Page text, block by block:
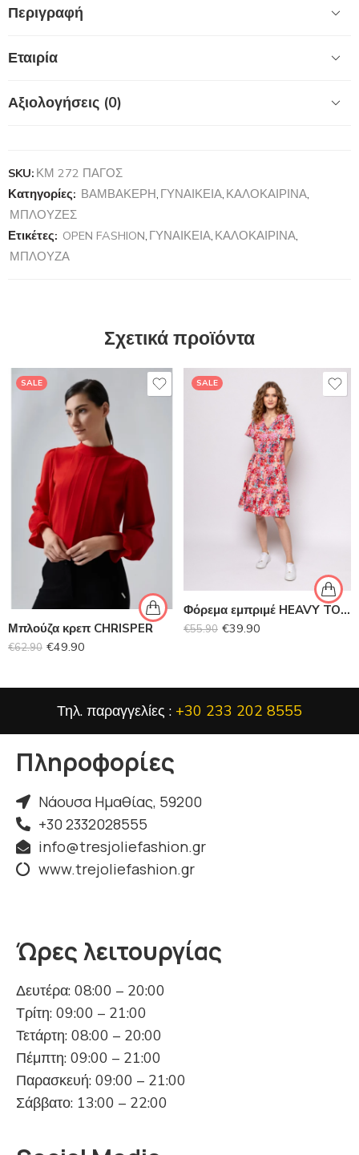
Περιγραφή
Εταιρία
Αξιολογήσεις (0)
SKU: ΚΜ 272 ΠΑΓΟΣ
Κατηγορίες: ΒΑΜΒΑΚΕΡΗ, ΓΥΝΑΙΚΕΙΑ, ΚΑΛΟΚΑΙΡΙΝΑ,
ΜΠΛΟΥΖΕΣ
Ετικέτες: OPEN FASHION, ΓΥΝΑΙΚΕΙΑ, ΚΑΛΟΚΑΙΡΙΝΑ,
ΜΠΛΟΥΖΑ
Σχετικά προϊόντα
SALE
Μπλούζα κρεπ CHRISPER
€62.90 €49.90
SALE
Φόρεμα εμπριμέ HEAVY TOOLS
€55.90 €39.90
Τηλ. παραγγελίες : +30 233 202 8555
Πληροφορίες
Νάουσα Ημαθίας, 59200
+30 2332028555
info@tresjoliefashion.gr
www.trejoliefashion.gr
Ώρες λειτουργίας
Δευτέρα: 08:00 – 20:00
Τρίτη: 09:00 – 21:00
Τετάρτη: 08:00 – 20:00
Πέμπτη: 09:00 – 21:00
Παρασκευή: 09:00 – 21:00
Σάββατο: 13:00 – 22:00